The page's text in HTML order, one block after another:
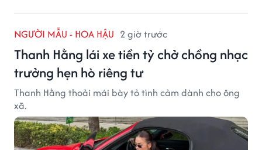
NGƯỜI MẪU - HOA HẬU 2 giờ trước
Thanh Hằng lái xe tiền tỷ chở chồng nhạc
trưởng hẹn hò riêng tư
Thanh Hằng thoải mái bày tỏ tình cảm dành cho ông
xã.